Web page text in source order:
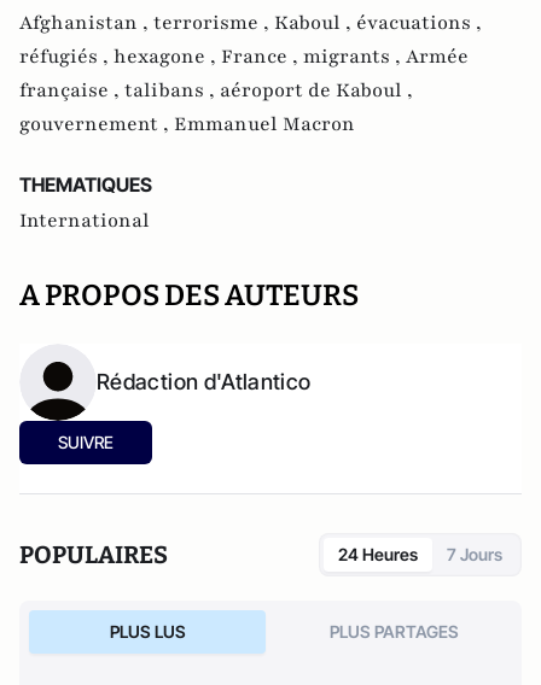
Afghanistan , terrorisme , Kaboul , évacuations ,
réfugiés , hexagone , France , migrants , Armée
française , talibans , aéroport de Kaboul ,
gouvernement , Emmanuel Macron
THEMATIQUES
International
A PROPOS DES AUTEURS
Rédaction d'Atlantico
SUIVRE
POPULAIRES 24 Heures 7 Jours
PLUS LUS PLUS PARTAGES